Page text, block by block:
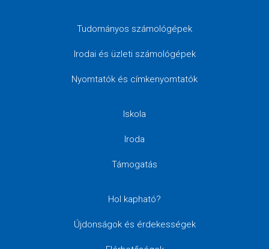
Tudományos számológépek
Irodai és üzleti számológépek
Nyomtatók és címkenyomtatók
Iskola
Iroda
Támogatás
Hol kapható?
Újdonságok és érdekességek